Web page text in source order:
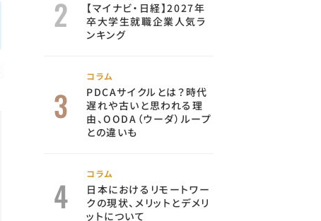
【マイナビ・日経】2027年
卒大学生就職企業人気ラ
ンキング
コラム
PDCAサイクルとは？時代
遅れや古いと思われる理
由、OODA（ウーダ）ループ
との違いも
コラム
日本におけるリモートワー
クの現状、メリットとデメリ
ットについて